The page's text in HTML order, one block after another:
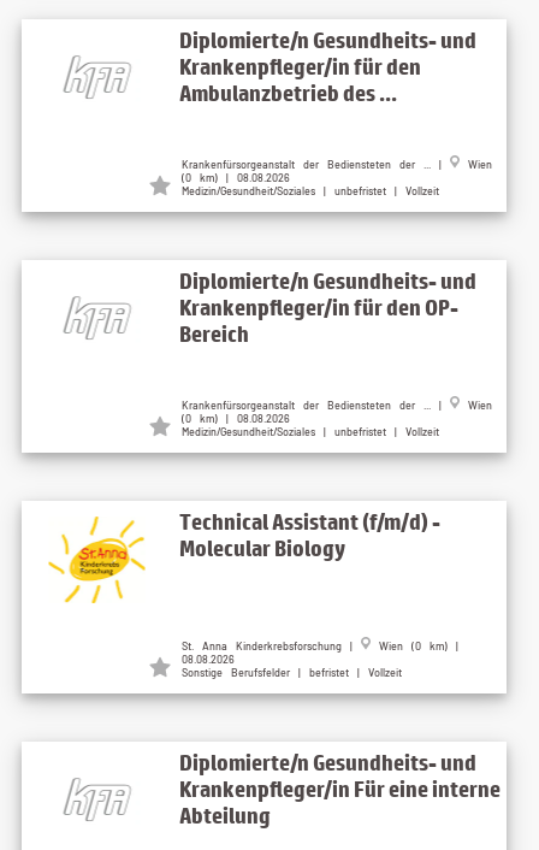
Diplomierte/n Gesundheits- und
Krankenpfleger/in für den
Ambulanzbetrieb des ...
Krankenfürsorgeanstalt der Bediensteten der ... |
Wien
(0 km) | 08.08.2026
Medizin/Gesundheit/Soziales | unbefristet | Vollzeit
Diplomierte/n Gesundheits- und
Krankenpfleger/in für den OP-
Bereich
Krankenfürsorgeanstalt der Bediensteten der ... |
Wien
(0 km) | 08.08.2026
Medizin/Gesundheit/Soziales | unbefristet | Vollzeit
Technical Assistant (f/m/d) -
Molecular Biology
St. Anna Kinderkrebsforschung |
Wien (0 km) |
08.08.2026
Sonstige Berufsfelder | befristet | Vollzeit
Diplomierte/n Gesundheits- und
Krankenpfleger/in Für eine interne
Abteilung